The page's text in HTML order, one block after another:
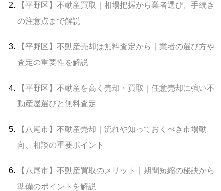
【平野区】不動産買取｜相場把握から業者選び、手続き
の注意点まで解説
【平野区】不動産売却は無料査定から｜業者の選び方や
査定の重要性を解説
【平野区】不動産を高く売却・買取｜任意売却に強い不
動産屋選びと無料査定
【八尾市】不動産売却｜流れや知っておくべき市場動
向、相談の重要ポイント
【八尾市】不動産買取のメリット｜期間短縮の秘訣から
準備のポイントを解説